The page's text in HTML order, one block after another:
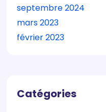
septembre 2024
mars 2023
février 2023
Catégories